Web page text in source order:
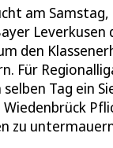
am
Leverkusen
den
Für
Tag ein
zu